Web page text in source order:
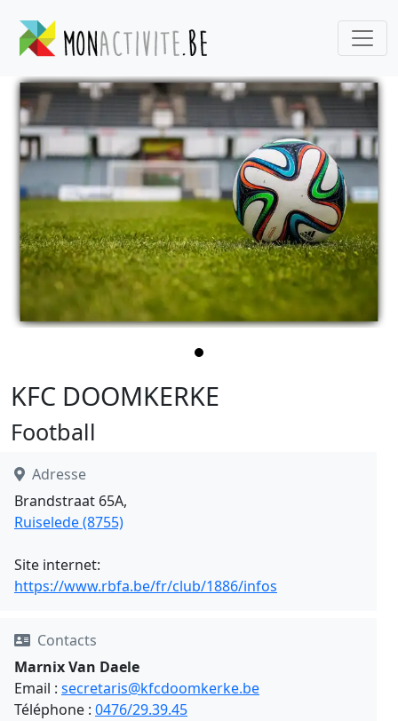
KFC DOOMKERKE
Football
Adresse
Brandstraat 65A,
Ruiselede (8755)
Site internet:
https://www.rbfa.be/fr/club/1886/infos
Contacts
Marnix Van Daele
Email : secretaris@kfcdoomkerke.be
Téléphone : 0476/29.39.45